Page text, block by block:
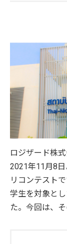
ロジザード株
2021年11月8
リコンテスト
学生を対象と
た。今回は、